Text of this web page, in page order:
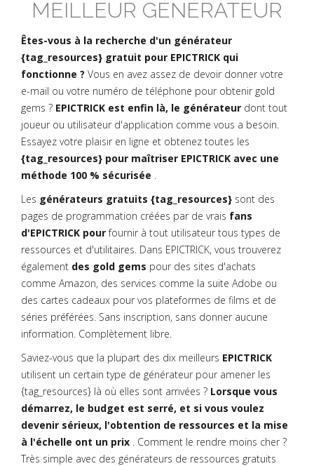
MEILLEUR GÉNÉRATEUR
Êtes-vous à la recherche d'un générateur
{tag_resources} gratuit pour EPICTRICK qui
fonctionne ? Vous en avez assez de devoir donner votre
e-mail ou votre numéro de téléphone pour obtenir gold
gems ? EPICTRICK est enfin là, le générateur dont tout
joueur ou utilisateur d'application comme vous a besoin.
Essayez votre plaisir en ligne et obtenez toutes les
{tag_resources} pour maîtriser EPICTRICK avec une
méthode 100 % sécurisée .
Les générateurs gratuits {tag_resources} sont des
pages de programmation créées par de vrais fans
d'EPICTRICK pourfournir à tout utilisateur tous types de
ressources et d'utilitaires. Dans EPICTRICK, vous trouverez
également des gold gems pour des sites d'achats
comme Amazon, des services comme la suite Adobe ou
des cartes cadeaux pour vos plateformes de films et de
séries préférées. Sans inscription, sans donner aucune
information. Complètement libre.
Saviez-vous que la plupart des dix meilleurs EPICTRICK
utilisent un certain type de générateur pour amener les
{tag_resources} là où elles sont arrivées ? Lorsque vous
démarrez, le budget est serré, et si vous voulez
devenir sérieux, l'obtention de ressources et la mise
à l'échelle ont un prix . Comment le rendre moins cher ?
Très simple avec des générateurs de ressources gratuits